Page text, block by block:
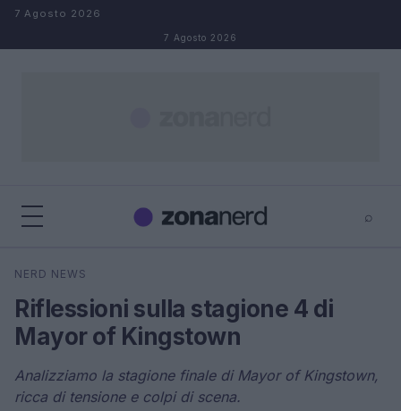
Salta al contenuto
7 Agosto 2026
7 Agosto 2026
⌕
Cerca
NERD NEWS
Riflessioni sulla stagione 4 di
Mayor of Kingstown
Analizziamo la stagione finale di Mayor of Kingstown,
ricca di tensione e colpi di scena.